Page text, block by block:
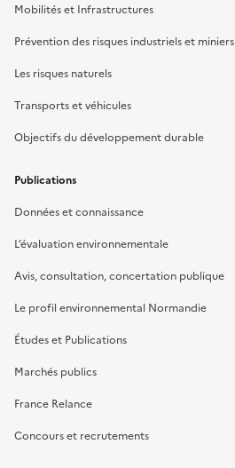
Mobilités et Infrastructures
Prévention des risques industriels et miniers
Les risques naturels
Transports et véhicules
Objectifs du développement durable
Publications
Données et connaissance
L’évaluation environnementale
Avis, consultation, concertation publique
Le profil environnemental Normandie
Études et Publications
Marchés publics
France Relance
Concours et recrutements